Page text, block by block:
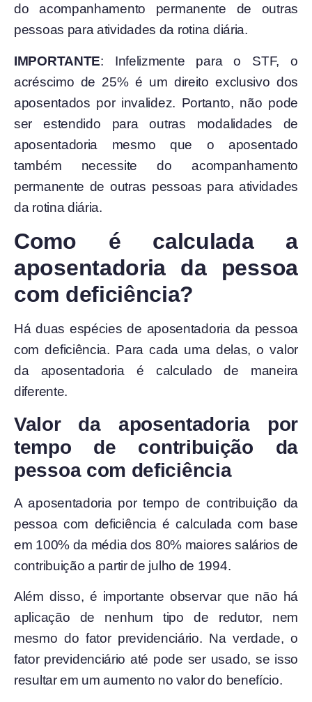
do acompanhamento permanente de outras
pessoas para atividades da rotina diária.
IMPORTANTE: Infelizmente para o STF, o
acréscimo de 25% é um direito exclusivo dos
aposentados por invalidez. Portanto, não pode
ser estendido para outras modalidades de
aposentadoria mesmo que o aposentado
também necessite do acompanhamento
permanente de outras pessoas para atividades
da rotina diária.
Como é calculada a
aposentadoria da pessoa
com deficiência?
Há duas espécies de aposentadoria da pessoa
com deficiência. Para cada uma delas, o valor
da aposentadoria é calculado de maneira
diferente.
Valor da aposentadoria por
tempo de contribuição da
pessoa com deficiência
A aposentadoria por tempo de contribuição da
pessoa com deficiência é calculada com base
em 100% da média dos 80% maiores salários de
contribuição a partir de julho de 1994.
Além disso, é importante observar que não há
aplicação de nenhum tipo de redutor, nem
mesmo do fator previdenciário. Na verdade, o
fator previdenciário até pode ser usado, se isso
resultar em um aumento no valor do benefício.